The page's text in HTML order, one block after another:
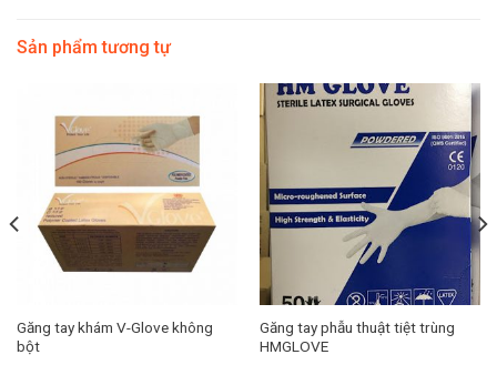
Sản phẩm tương tự
Găng tay khám V-Glove không
bột
Găng tay phẫu thuật tiệt trùng
HMGLOVE